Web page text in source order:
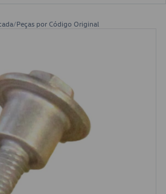
/Peças por Código Original